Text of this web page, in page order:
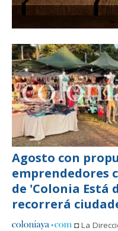
Agosto con
emprendedores
de 'Colonia Está
recorrerá
◘ La